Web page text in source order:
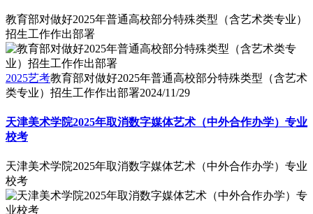
教育部对做好2025年普通高校部分特殊类型（含艺术类专业）
招生工作作出部署
2025艺考教育部对做好2025年普通高校部分特殊类型（含艺术
类专业）招生工作作出部署2024/11/29
天津美术学院2025年取消数字媒体艺术（中外合作办学）专业
校考
天津美术学院2025年取消数字媒体艺术（中外合作办学）专业
校考